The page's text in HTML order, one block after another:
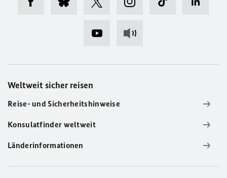
Weltweit sicher reisen
Reise- und Sicherheitshinweise
Konsulatfinder weltweit
Länderinformationen